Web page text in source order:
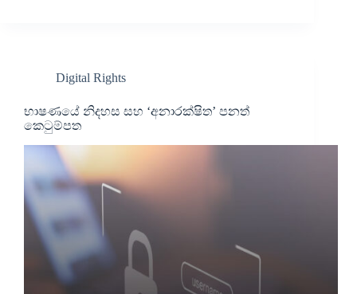
Digital Rights
භාෂණයේ නිදහස සහ ‘අනාරක්ෂිත’ පනත්
කෙටුම්පත